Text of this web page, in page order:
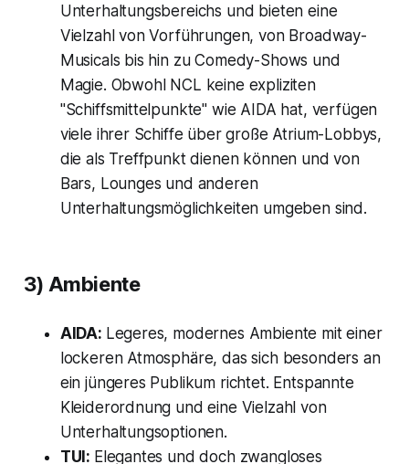
Unterhaltungsbereichs und bieten eine
Vielzahl von Vorführungen, von Broadway-
Musicals bis hin zu Comedy-Shows und
Magie. Obwohl NCL keine expliziten
"Schiffsmittelpunkte" wie AIDA hat, verfügen
viele ihrer Schiffe über große Atrium-Lobbys,
die als Treffpunkt dienen können und von
Bars, Lounges und anderen
Unterhaltungsmöglichkeiten umgeben sind.
3) Ambiente
AIDA: Legeres, modernes Ambiente mit einer
lockeren Atmosphäre, das sich besonders an
ein jüngeres Publikum richtet. Entspannte
Kleiderordnung und eine Vielzahl von
Unterhaltungsoptionen.
TUI: Elegantes und doch zwangloses